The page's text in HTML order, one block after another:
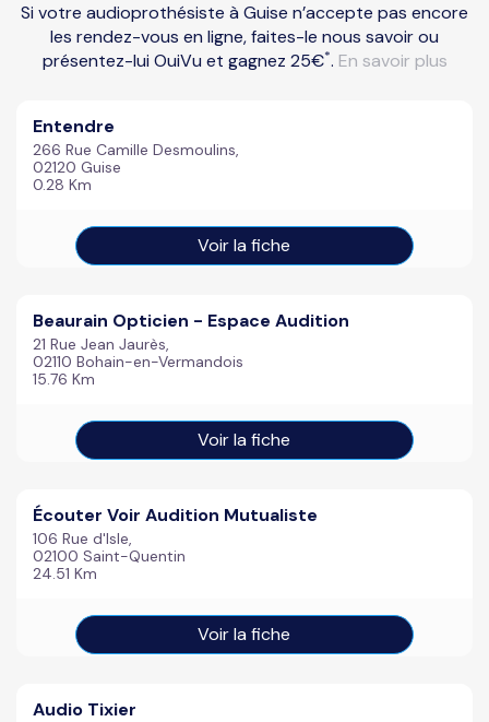
Si votre audioprothésiste à Guise n’accepte pas encore
les rendez-vous en ligne, faites-le nous savoir ou
présentez-lui OuiVu et gagnez 25€*. En savoir plus
Entendre
266 Rue Camille Desmoulins,
02120 Guise
0.28 Km
Voir la fiche
Beaurain Opticien - Espace Audition
21 Rue Jean Jaurès,
02110 Bohain-en-Vermandois
15.76 Km
Voir la fiche
Écouter Voir Audition Mutualiste
106 Rue d'Isle,
02100 Saint-Quentin
24.51 Km
Voir la fiche
Audio Tixier